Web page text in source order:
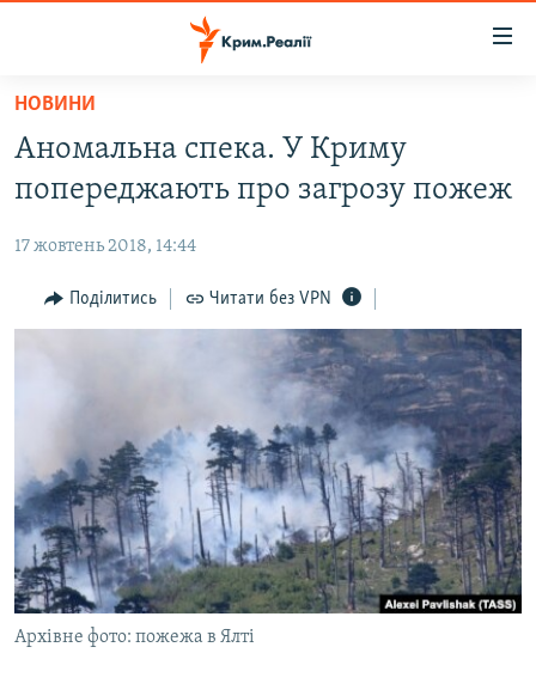
Перейти
основного
матеріалу
до
навігації
Перейти
ВІДЕО ТА ФОТО
ПОЛІТИКА
БЛОГИ
СПЕЦПРОЕКТИ
ДЕПОРТАЦІЯ
ВІДЕОУРОКИ «ELIFBE»
СВІДЧЕННЯ ОКУПАЦІЇ
УКРАЇНСЬКА ПРОБЛЕМА КРИМУ
ЯК ОБІЙТИ БЛОКУВАННЯ
Русский
Qırımtatar
НОВИНИ
Аномальна спека. У Криму
попереджають про загрозу пожеж
17 жовтень 2018, 14:44
Поділитись Читати без VPN
Архівне фото: пожежа в Ялті